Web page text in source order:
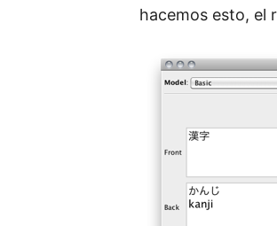
hacemos esto, el